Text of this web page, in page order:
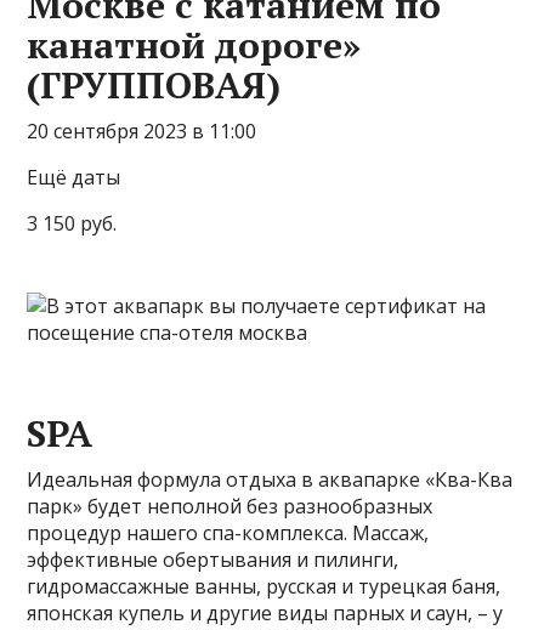
канатной дороге»
(ГРУППОВАЯ)
20 сентября 2023 в 11:00
Ещё даты
3 150 руб.
SPA
Идеальная формула отдыха в аквапарке «Ква-Ква
парк» будет неполной без разнообразных
процедур нашего спа-комплекса. Массаж,
эффективные обертывания и пилинги,
гидромассажные ванны, русская и турецкая баня,
японская купель и другие виды парных и саун, – у